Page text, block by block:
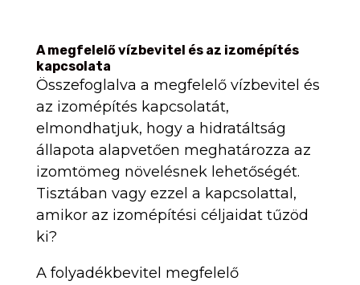
A megfelelő vízbevitel és az izomépítés
kapcsolata
Összefoglalva a megfelelő vízbevitel és
az izomépítés kapcsolatát,
elmondhatjuk, hogy a hidratáltság
állapota alapvetően meghatározza az
izomtömeg növelésnek lehetőségét.
Tisztában vagy ezzel a kapcsolattal,
amikor az izomépítési céljaidat tűzöd
ki?
A folyadékbevitel megfelelő